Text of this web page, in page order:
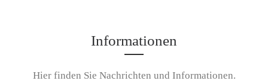
Informationen
Hier finden Sie Nachrichten und Informationen.